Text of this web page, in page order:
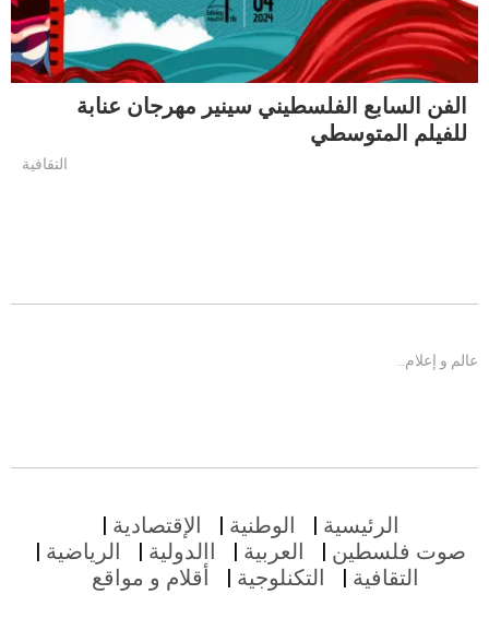
الفن السابع الفلسطيني سينير مهرجان عنابة
للفيلم المتوسطي
التقافية
عالم و إعلام…
الرئيسية الوطنية
الإقتصادية
صوت فلسطين
العربية االدولية
الرياضية
التقافية
التكنلوجية أقلام و مواقع